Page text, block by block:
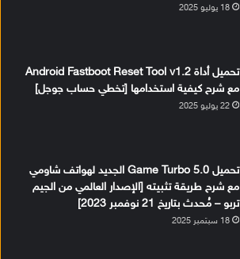
18 يوليو 2025
تحميل أداة Android Fastboot Reset Tool v1.2
مع شرح كيفية استخدامها [تخطي حساب جوجل]
22 يوليو 2025
تحميل Game Turbo 5.0 الجديد لهواتف شاومي
مع شرح طريقة تثبيته [الإصدار العالمي من الجيم
تربو – مُحدث بتاريخ 21 نوفمبر 2023]
18 سبتمبر 2025